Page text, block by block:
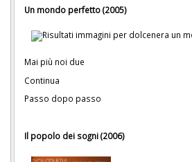
Un mondo perfetto (2005)
Mai più noi due
Continua
Passo dopo passo
Il popolo dei sogni (2006)